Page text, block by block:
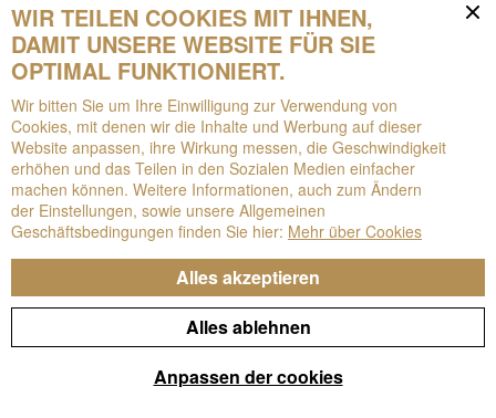
eines Newsletters und anderer Mitteilungen, insbesondere
Daten über die Lesezeit, die verwendeten Geräte und
gegebenenfalls die getroffene Auswahl.
(v) Die Informationen, die Sie angeben, wenn Sie unsere
Kontaktangaben nutzen, d.h. die Informationen, die Sie
über unsere Kontaktformulare auf der Website sowie
während Telefongesprächen oder sonstiger
Kommunikation mit Technistone Mitarbeitern angeben.
(e) ZWECK DER VERWENDUNG
PERSONENBEZOGENER DATEN
WIR TEILEN COOKIES MIT IHNEN,
DAMIT UNSERE WEBSITE FÜR SIE
OPTIMAL FUNKTIONIERT.
Wir bitten Sie um Ihre Einwilligung zur Verwendung von
Cookies, mit denen wir die Inhalte und Werbung auf dieser
Website anpassen, ihre Wirkung messen, die Geschwindigkeit
erhöhen und das Teilen in den Sozialen Medien einfacher
machen können. Weitere Informationen, auch zum Ändern
der Einstellungen, sowie unsere Allgemeinen
Geschäftsbedingungen finden Sie hier: Mehr über Cookies
Alles akzeptieren
Alles ablehnen
Anpassen der cookies